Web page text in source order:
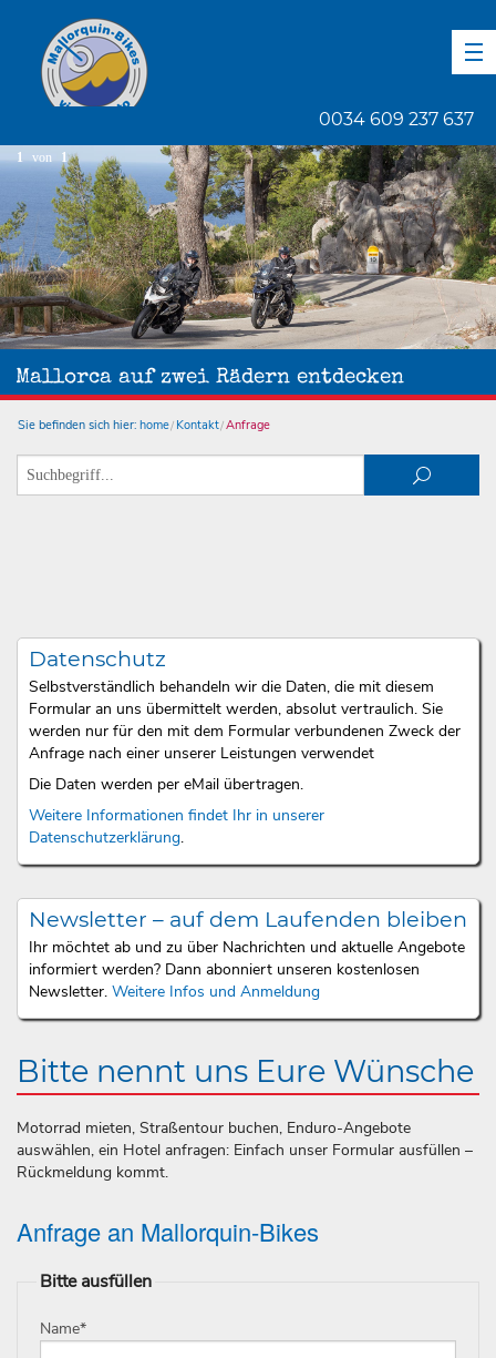
0034 609 237 637
Mallorca auf zwei Rädern entdecken
1 von 1
Sie befinden sich hier: home Kontakt Anfrage
Datenschutz
Selbstverständlich behandeln wir die Daten, die mit diesem
Formular an uns übermittelt werden, absolut vertraulich. Sie
werden nur für den mit dem Formular verbundenen Zweck der
Anfrage nach einer unserer Leistungen verwendet
Die Daten werden per eMail übertragen.
Weitere Informationen findet Ihr in unserer
Datenschutzerklärung.
Newsletter – auf dem Laufenden bleiben
Ihr möchtet ab und zu über Nachrichten und aktuelle Angebote
informiert werden? Dann abonniert unseren kostenlosen
Newsletter. Weitere Infos und Anmeldung
Bitte nennt uns Eure Wünsche
Motorrad mieten, Straßentour buchen, Enduro-Angebote
auswählen, ein Hotel anfragen: Einfach unser Formular ausfüllen –
Rückmeldung kommt.
Anfrage an Mallorquin-Bikes
Bitte ausfüllen
Name*